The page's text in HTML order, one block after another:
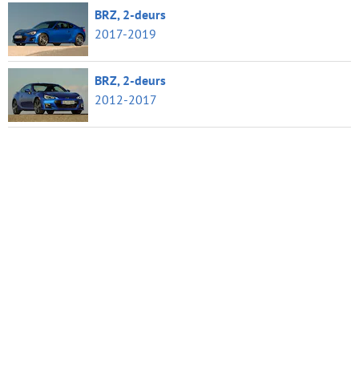
BRZ, 2-deurs
2017-2019
BRZ, 2-deurs
2012-2017